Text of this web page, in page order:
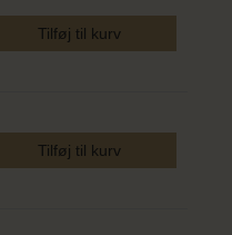
Tilføj til kurv
Tilføj til kurv